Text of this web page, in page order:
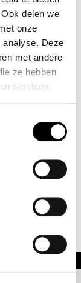
delen we
onze
analyse. Deze
met andere
ze hebben
services.